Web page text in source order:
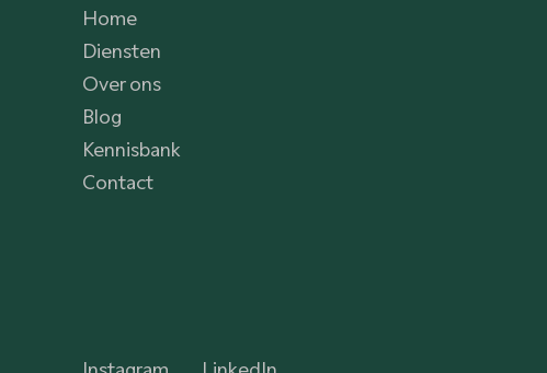
Home
Diensten
Over ons
Blog
Kennisbank
Contact
Instagram LinkedIn